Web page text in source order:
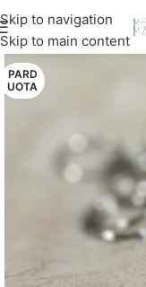
Skip to navigation
Skip to main content
PARD
UOTA